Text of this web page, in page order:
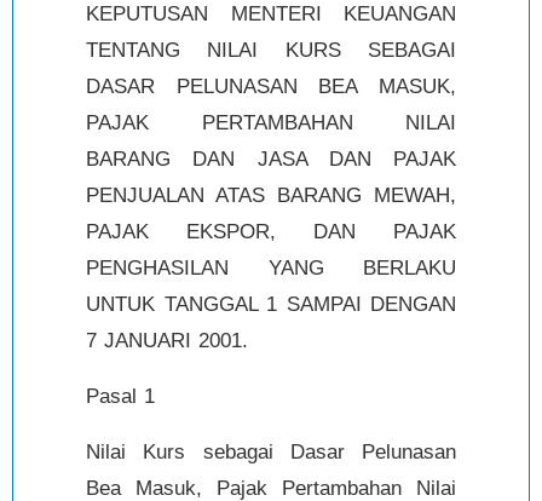
KEPUTUSAN MENTERI KEUANGAN
TENTANG NILAI KURS SEBAGAI
DASAR PELUNASAN BEA MASUK,
PAJAK PERTAMBAHAN NILAI
BARANG DAN JASA DAN PAJAK
PENJUALAN ATAS BARANG MEWAH,
PAJAK EKSPOR, DAN PAJAK
PENGHASILAN YANG BERLAKU
UNTUK TANGGAL 1 SAMPAI DENGAN
7 JANUARI 2001.
Pasal 1
Nilai Kurs sebagai Dasar Pelunasan
Bea Masuk, Pajak Pertambahan Nilai